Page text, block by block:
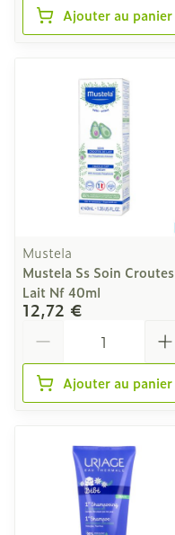
Ajouter au panier
Mustela
Mustela Ss Soin Croutes
Lait Nf 40ml
12,72 €
Ajouter au panier